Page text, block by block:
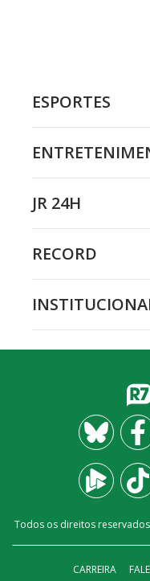
ESPORTES
JR 24H
RECORD
Todos os direitos
CARREIRA